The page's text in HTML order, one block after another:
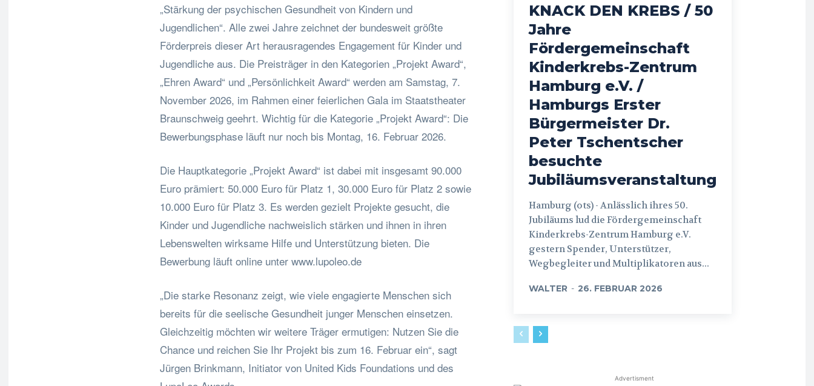
„Stärkung der psychischen Gesundheit von Kindern und
Jugendlichen“. Alle zwei Jahre zeichnet der bundesweit größte
Förderpreis dieser Art herausragendes Engagement für Kinder und
Jugendliche aus. Die Preisträger in den Kategorien „Projekt Award“,
„Ehren Award“ und „Persönlichkeit Award“ werden am Samstag, 7.
November 2026, im Rahmen einer feierlichen Gala im Staatstheater
Braunschweig geehrt. Wichtig für die Kategorie „Projekt Award“: Die
Bewerbungsphase läuft nur noch bis Montag, 16. Februar 2026.
Die Hauptkategorie „Projekt Award“ ist dabei mit insgesamt 90.000
Euro prämiert: 50.000 Euro für Platz 1, 30.000 Euro für Platz 2 sowie
10.000 Euro für Platz 3. Es werden gezielt Projekte gesucht, die
Kinder und Jugendliche nachweislich stärken und ihnen in ihren
Lebenswelten wirksame Hilfe und Unterstützung bieten. Die
Bewerbung läuft online unter www.lupoleo.de
„Die starke Resonanz zeigt, wie viele engagierte Menschen sich
bereits für die seelische Gesundheit junger Menschen einsetzen.
Gleichzeitig möchten wir weitere Träger ermutigen: Nutzen Sie die
Chance und reichen Sie Ihr Projekt bis zum 16. Februar ein“, sagt
Jürgen Brinkmann, Initiator von United Kids Foundations und des
KNACK DEN KREBS / 50
Jahre
Fördergemeinschaft
Kinderkrebs-Zentrum
Hamburg e.V. /
Hamburgs Erster
Bürgermeister Dr.
Peter Tschentscher
besuchte
Jubiläumsveranstaltung
Hamburg (ots) - Anlässlich ihres 50.
Jubiläums lud die Fördergemeinschaft
Kinderkrebs-Zentrum Hamburg e.V.
gestern Spender, Unterstützer,
Wegbegleiter und Multiplikatoren aus...
WALTER - 26. FEBRUAR 2026
Advertisment